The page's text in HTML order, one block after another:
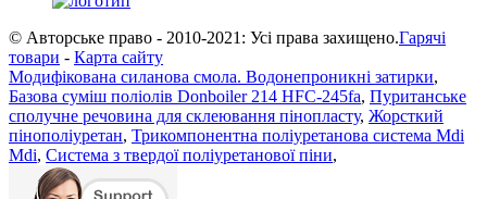
© Авторське право - 2010-2021: Усі права захищено.Гарячі
товари - Карта сайту
Модифікована силанова смола. Водонепроникні затирки,
Базова суміш поліолів Donboiler 214 HFC-245fa, Пуританське
сполучне речовина для склеювання пінопласту, Жорсткий
пінополіуретан, Трикомпонентна поліуретанова система Mdi
Mdi, Система з твердої поліуретанової піни,